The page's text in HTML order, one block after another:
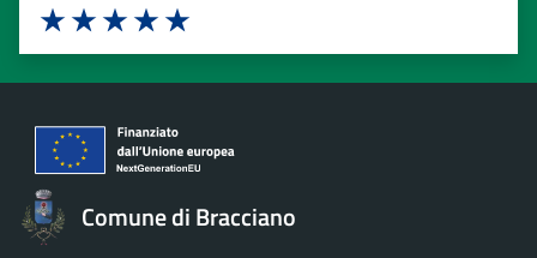
Valuta 5 stelle su 5
Valuta 4 stelle su 5
Valuta 3 stelle su 5
Valuta 2 stelle su 5
Valuta 1 stelle su 5
Comune di Bracciano